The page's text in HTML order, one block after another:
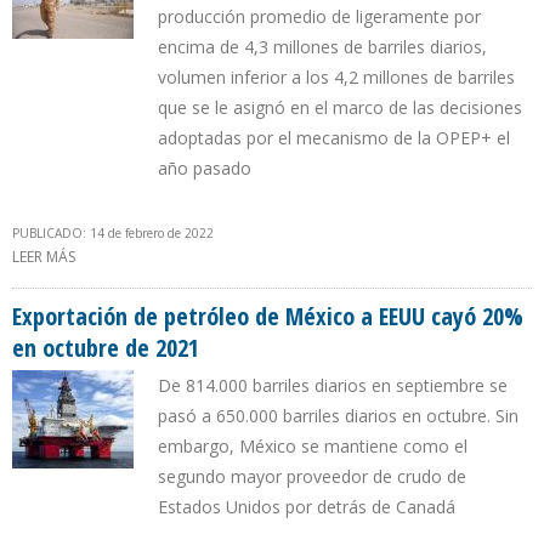
producción promedio de ligeramente por
encima de 4,3 millones de barriles diarios,
volumen inferior a los 4,2 millones de barriles
que se le asignó en el marco de las decisiones
adoptadas por el mecanismo de la OPEP+ el
año pasado
PUBLICADO: 14 de febrero de 2022
LEER MÁS
Exportación de petróleo de México a EEUU cayó 20%
en octubre de 2021
De 814.000 barriles diarios en septiembre se
pasó a 650.000 barriles diarios en octubre. Sin
embargo, México se mantiene como el
segundo mayor proveedor de crudo de
Estados Unidos por detrás de Canadá